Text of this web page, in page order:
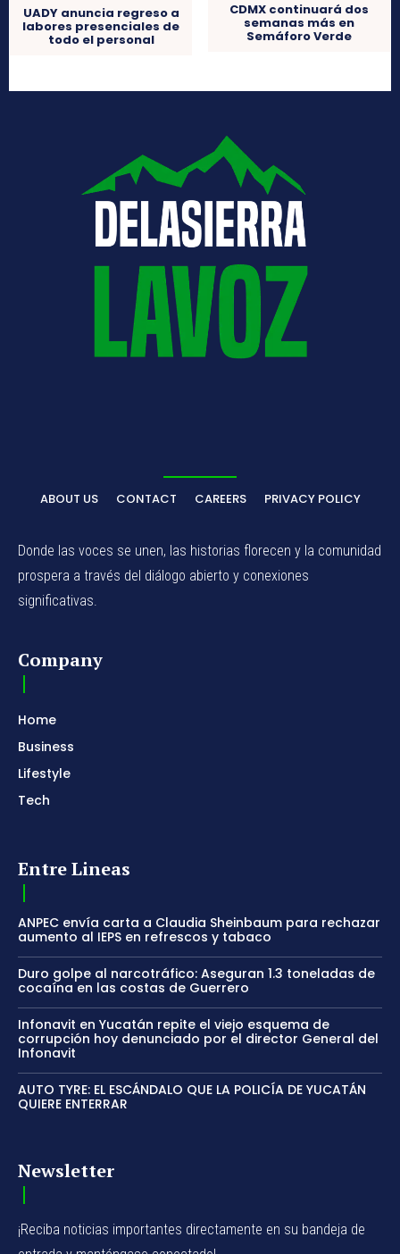
UADY anuncia regreso a
labores presenciales de
todo el personal
CDMX continuará dos
semanas más en
Semáforo Verde
ABOUT US CONTACT CAREERS PRIVACY POLICY
Donde las voces se unen, las historias florecen y la comunidad
prospera a través del diálogo abierto y conexiones
significativas.
Company
Home
Business
Lifestyle
Tech
Entre Lineas
ANPEC envía carta a Claudia Sheinbaum para rechazar
aumento al IEPS en refrescos y tabaco
Duro golpe al narcotráfico: Aseguran 1.3 toneladas de
cocaína en las costas de Guerrero
Infonavit en Yucatán repite el viejo esquema de
corrupción hoy denunciado por el director General del
Infonavit
AUTO TYRE: EL ESCÁNDALO QUE LA POLICÍA DE YUCATÁN
QUIERE ENTERRAR
Newsletter
¡Reciba noticias importantes directamente en su bandeja de